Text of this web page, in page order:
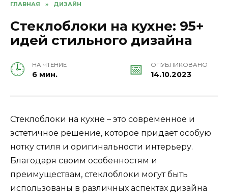
ГЛАВНАЯ » ДИЗАЙН
Стеклоблоки на кухне: 95+
идей стильного дизайна
НА ЧТЕНИЕ
6 мин.
ОПУБЛИКОВАНО
14.10.2023
Стеклоблоки на кухне – это современное и
эстетичное решение, которое придает особую
нотку стиля и оригинальности интерьеру.
Благодаря своим особенностям и
преимуществам, стеклоблоки могут быть
использованы в различных аспектах дизайна